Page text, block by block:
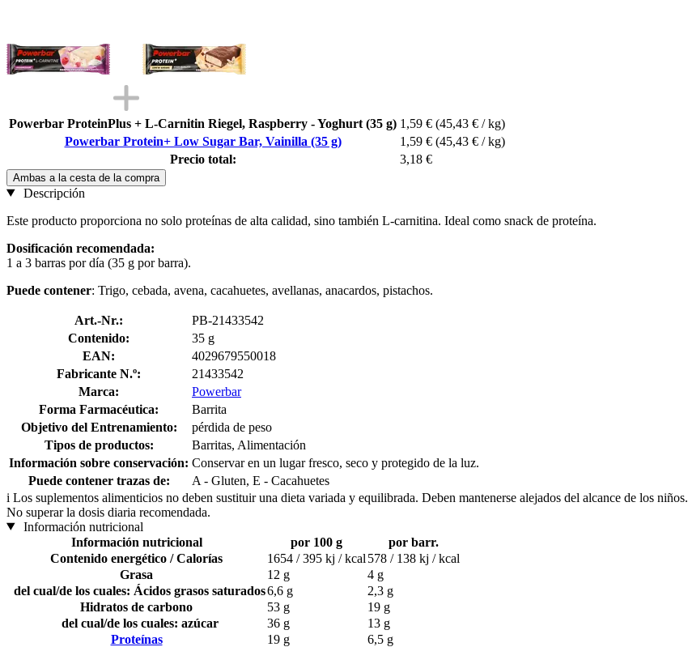
Powerbar ProteinPlus + L-Carnitin Riegel, Raspberry - Yoghurt (35 g) 1,59 € (45,43 € / kg)
Powerbar Protein+ Low Sugar Bar, Vainilla (35 g)
1,59 € (45,43 € / kg)
Precio total:
3,18 €
Ambas a la cesta de la compra
Descripción
Este producto proporciona no solo proteínas de alta calidad, sino también L-carnitina. Ideal como snack de proteína.
Dosificación recomendada:
1 a 3 barras por día (35 g por barra).
Puede contener: Trigo, cebada, avena, cacahuetes, avellanas, anacardos, pistachos.
Art.-Nr.:
PB-21433542
Contenido:
35 g
EAN:
4029679550018
Fabricante N.º:
21433542
Marca:
Powerbar
Forma Farmacéutica:
Barrita
Objetivo del Entrenamiento:
pérdida de peso
Tipos de productos:
Barritas, Alimentación
Información sobre conservación: Conservar en un lugar fresco, seco y protegido de la luz.
Puede contener trazas de:
A - Gluten, E - Cacahuetes
i Los suplementos alimenticios no deben sustituir una dieta variada y equilibrada. Deben mantenerse alejados del alcance de los niños.
No superar la dosis diaria recomendada.
Información nutricional
Información nutricional
por 100 g
por barr.
Contenido energético / Calorías
1654 / 395 kj / kcal 578 / 138 kj / kcal
Grasa
12 g
4 g
del cual/de los cuales: Ácidos grasos saturados6,6 g
2,3 g
Hidratos de carbono
53 g
19 g
del cual/de los cuales: azúcar
36 g
13 g
Proteínas
19 g
6,5 g